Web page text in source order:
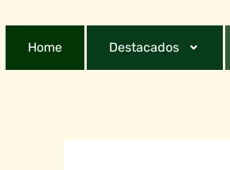
Home Destacados